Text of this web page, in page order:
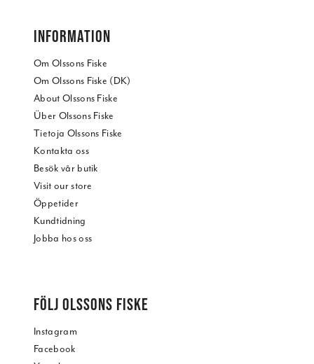
INFORMATION
Om Olssons Fiske
Om Olssons Fiske (DK)
About Olssons Fiske
Über Olssons Fiske
Tietoja Olssons Fiske
Kontakta oss
Besök vår butik
Visit our store
Öppetider
Kundtidning
Jobba hos oss
FÖLJ OLSSONS FISKE
Instagram
Facebook